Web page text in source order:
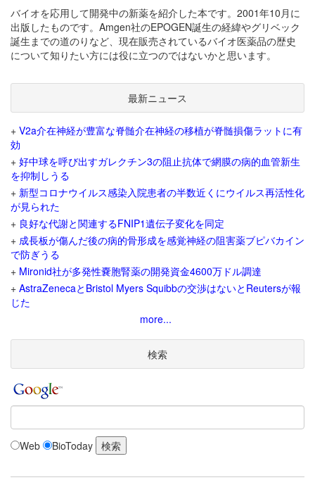
バイオを応用して開発中の新薬を紹介した本です。2001年10月に
出版したものです。Amgen社のEPOGEN誕生の経緯やグリベック
誕生までの道のりなど、現在販売されているバイオ医薬品の歴史
について知りたい方には役に立つのではないかと思います。
最新ニュース
+ V2a介在神経が豊富な脊髄介在神経の移植が脊髄損傷ラットに有
効
+ 好中球を呼び出すガレクチン3の阻止抗体で網膜の病的血管新生
を抑制しうる
+ 新型コロナウイルス感染入院患者の半数近くにウイルス再活性化
が見られた
+ 良好な代謝と関連するFNIP1遺伝子変化を同定
+ 成長板が傷んだ後の病的骨形成を感覚神経の阻害薬ブピバカイン
で防ぎうる
+ Mironid社が多発性嚢胞腎薬の開発資金4600万ドル調達
+ AstraZenecaとBristol Myers Squibbの交渉はないとReutersが報
じた
more...
検索
Web BioToday